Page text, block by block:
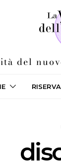
del
RISERVA